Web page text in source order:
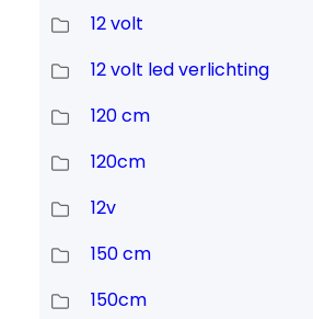
12 volt
12 volt led verlichting
120 cm
120cm
12v
150 cm
150cm